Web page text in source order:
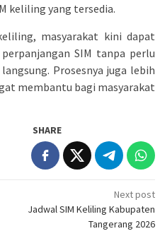
keliling yang tersedia.
masyarakat kini dapat
SIM tanpa perlu
Prosesnya juga lebih
membantu bagi masyarakat
SHARE
Next post
Jadwal SIM Keliling Kabupaten
Tangerang 2026